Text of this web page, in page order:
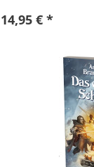
14,95 € *